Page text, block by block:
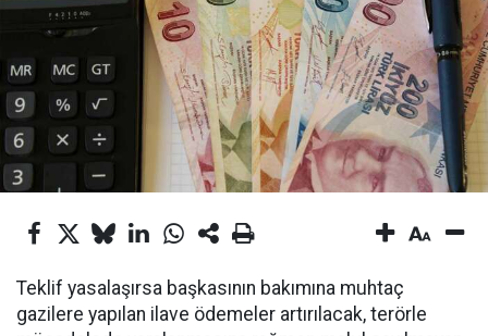
Teklif yasalaşırsa başkasının bakımına muhtaç
gazilere yapılan ilave ödemeler artırılacak, terörle